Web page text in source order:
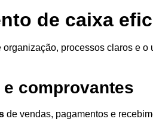
de caixa
processos claros e
comprovantes
de vendas, pagamentos e